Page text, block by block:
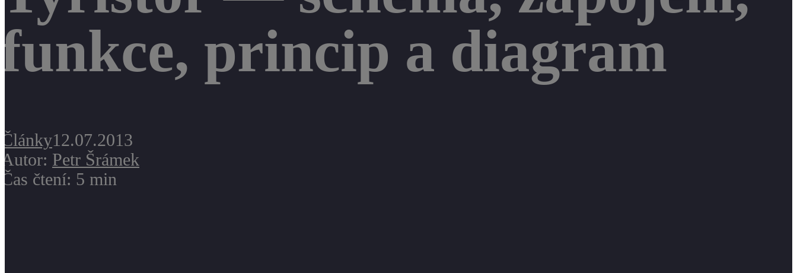
funkce, princip a diagram
Články12.07.2013
Autor: Petr Šrámek
Čas čtení: 5 min